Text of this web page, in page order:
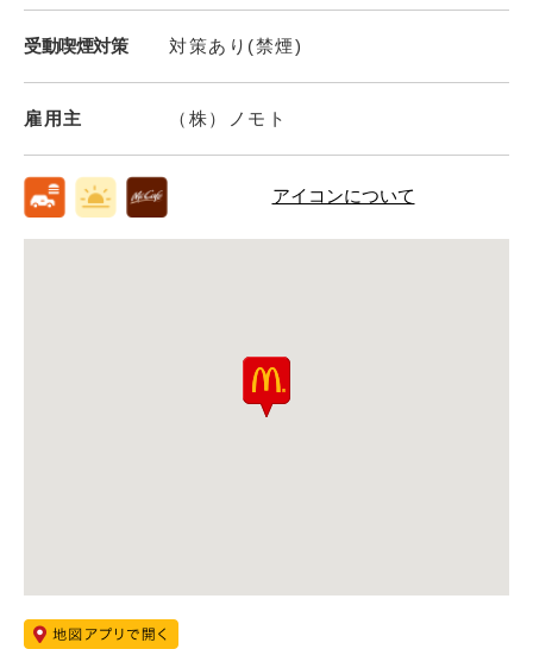
受動喫煙対策 対策あり(禁煙)
雇用主 （株）ノモト
アイコンについて